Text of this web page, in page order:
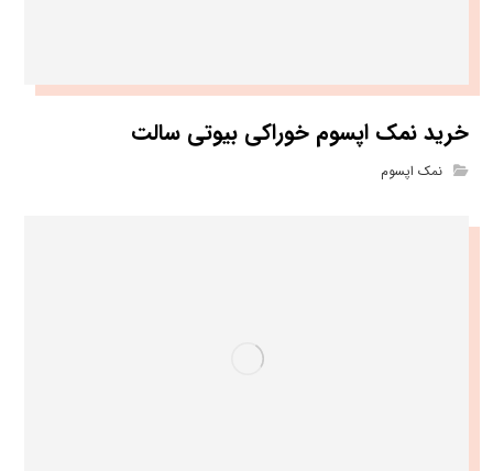
خرید نمک اپسوم خوراکی بیوتی سالت
نمک اپسوم